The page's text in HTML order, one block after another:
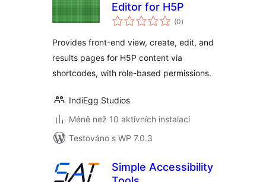
Editor for H5P
(0celkové
hodnocení
)
Provides front-end view, create, edit, and
results pages for H5P content via
shortcodes, with role-based permissions.
IndiEgg Studios
Méně než 10 aktivních instalací
Testováno s WP 7.0.3
Simple Accessibility